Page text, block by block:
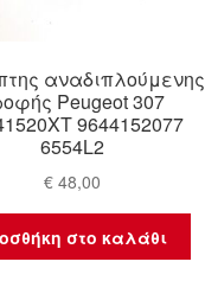
αναδιπλούμενης
Peugeot 307
9644152077
6554L2
€ 48,00
στο καλάθι